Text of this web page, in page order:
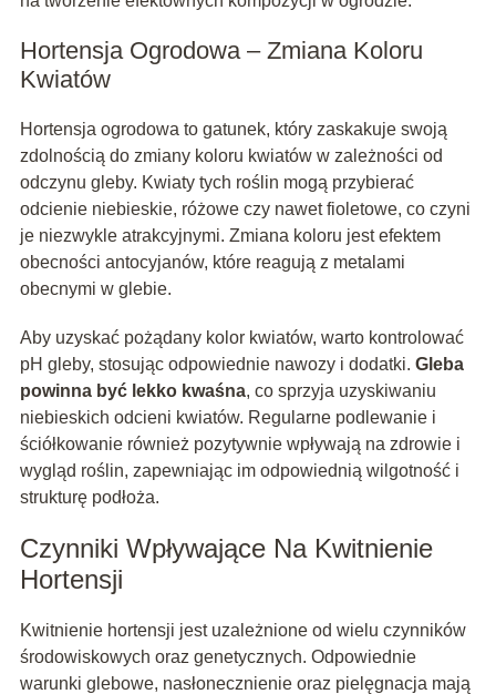
Hortensja Ogrodowa – Zmiana Koloru
Kwiatów
Hortensja ogrodowa to gatunek, który zaskakuje swoją
zdolnością do zmiany koloru kwiatów w zależności od
odczynu gleby. Kwiaty tych roślin mogą przybierać
odcienie niebieskie, różowe czy nawet fioletowe, co czyni
je niezwykle atrakcyjnymi. Zmiana koloru jest efektem
obecności antocyjanów, które reagują z metalami
obecnymi w glebie.
Aby uzyskać pożądany kolor kwiatów, warto kontrolować
pH gleby, stosując odpowiednie nawozy i dodatki. Gleba
powinna być lekko kwaśna, co sprzyja uzyskiwaniu
niebieskich odcieni kwiatów. Regularne podlewanie i
ściółkowanie również pozytywnie wpływają na zdrowie i
wygląd roślin, zapewniając im odpowiednią wilgotność i
strukturę podłoża.
Czynniki Wpływające Na Kwitnienie
Hortensji
Kwitnienie hortensji jest uzależnione od wielu czynników
środowiskowych oraz genetycznych. Odpowiednie
warunki glebowe, nasłonecznienie oraz pielęgnacja mają